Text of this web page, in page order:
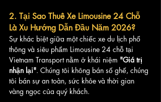
2. Tại Sao Thuê Xe Limousine 24 Chỗ
Là Xu Hướng Dẫn Đầu Năm 2026?
Sự khác biệt giữa một chiếc xe du lịch phổ
thông và siêu phẩm Limousine 24 chỗ tại
Vietnam Transport nằm ở khái niệm "Giá trị
nhận lại". Chúng tôi không bán số ghế, chúng
tôi bán sự an toàn, sức khỏe và thời gian
vàng ngọc của quý khách.